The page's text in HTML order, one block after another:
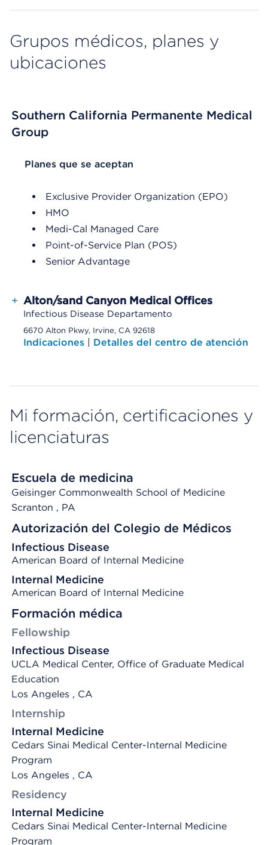
Grupos médicos, planes y
ubicaciones
Southern California Permanente Medical
Group
List Header Planes que se aceptan
Planes que se aceptan
Exclusive Provider Organization (EPO)
HMO
Medi-Cal Managed Care
Point-of-Service Plan (POS)
Senior Advantage
+ Alton/sand Canyon Medical Offices
Infectious Disease Departamento
6670 Alton Pkwy, Irvine, CA 92618
Indicaciones | Detalles del centro de atención
Mi formación, certificaciones y
licenciaturas
Escuela de medicina
Geisinger Commonwealth School of Medicine
Scranton , PA
Autorización del Colegio de Médicos
Infectious Disease
American Board of Internal Medicine
Internal Medicine
American Board of Internal Medicine
Formación médica
Fellowship
Infectious Disease
UCLA Medical Center, Office of Graduate Medical
Education
Los Angeles , CA
Internship
Internal Medicine
Cedars Sinai Medical Center-Internal Medicine
Program
Los Angeles , CA
Residency
Internal Medicine
Cedars Sinai Medical Center-Internal Medicine
Program